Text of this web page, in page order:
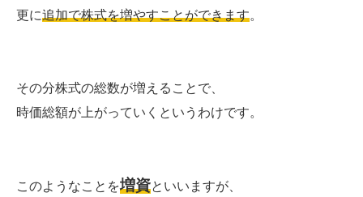
更に追加で株式を増やすことができます。
その分株式の総数が増えることで、
時価総額が上がっていくというわけです。
このようなことを増資といいますが、